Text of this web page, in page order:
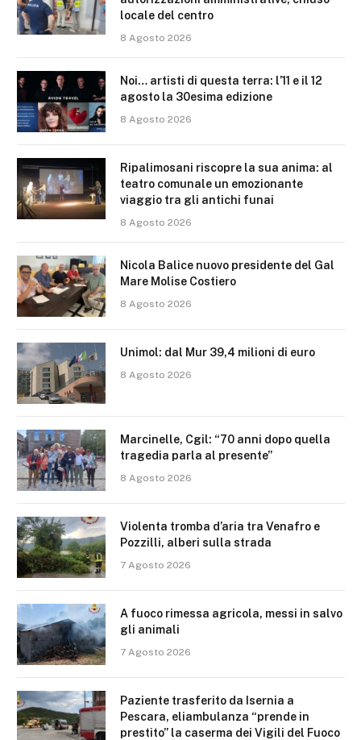
locale del centro
8 Agosto 2026
Noi… artisti di questa terra: l’11 e il 12
agosto la 30esima edizione
8 Agosto 2026
Ripalimosani riscopre la sua anima: al
teatro comunale un emozionante
viaggio tra gli antichi funai
8 Agosto 2026
Nicola Balice nuovo presidente del Gal
Mare Molise Costiero
8 Agosto 2026
Unimol: dal Mur 39,4 milioni di euro
8 Agosto 2026
Marcinelle, Cgil: “70 anni dopo quella
tragedia parla al presente”
8 Agosto 2026
Violenta tromba d’aria tra Venafro e
Pozzilli, alberi sulla strada
7 Agosto 2026
A fuoco rimessa agricola, messi in salvo
gli animali
7 Agosto 2026
Paziente trasferito da Isernia a
Pescara, eliambulanza “prende in
prestito” la caserma dei Vigili del Fuoco